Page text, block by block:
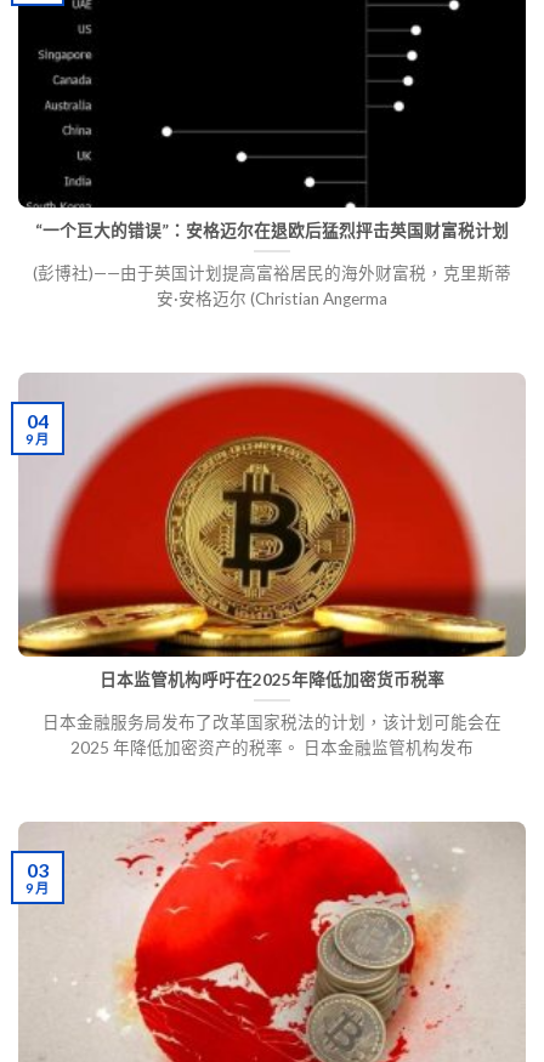
“一个巨大的错误”：安格迈尔在退欧后猛烈抨击英国财富税计划
(彭博社)——由于英国计划提高富裕居民的海外财富税，克里斯蒂
安·安格迈尔 (Christian Angerma
日本监管机构呼吁在2025年降低加密货币税率
日本金融服务局发布了改革国家税法的计划，该计划可能会在
2025 年降低加密资产的税率。 日本金融监管机构发布
04
9 月
03
9 月